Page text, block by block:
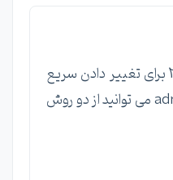
در محیط ویندوز سرور 2008 برای تغییر دادن سریع
رمز عبور کاربر administrator می توانید از دو روش